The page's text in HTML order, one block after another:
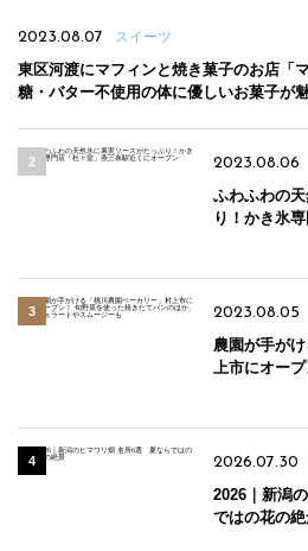
2023.08.07 スイーツ
東区河渡にマフィンと焼き菓子のお店「
糖・バター不使用の体に優しいお菓子が
2023.08.06
ふわふわの
り！かき氷
2023.08.05
農園が手が
上市にオー
2026.07.30
2026｜新潟
ではの花の